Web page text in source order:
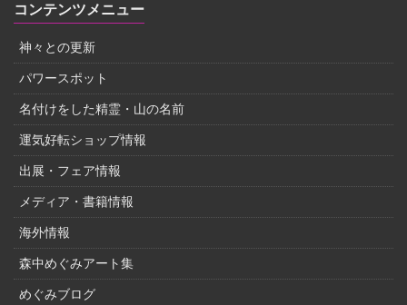
コンテンツメニュー
神々との更新
パワースポット
名付けをした精霊・山の名前
運気好転ショップ情報
出展・フェア情報
メディア・書籍情報
海外情報
森中めぐみアート集
めぐみブログ